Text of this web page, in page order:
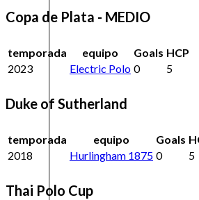
Copa de Plata - MEDIO
temporada equipo Goals HCP
2023
Electric Polo 0 5
Duke of Sutherland
temporada equipo Goals
2018
Hurlingham 1875 0 5
Thai Polo Cup